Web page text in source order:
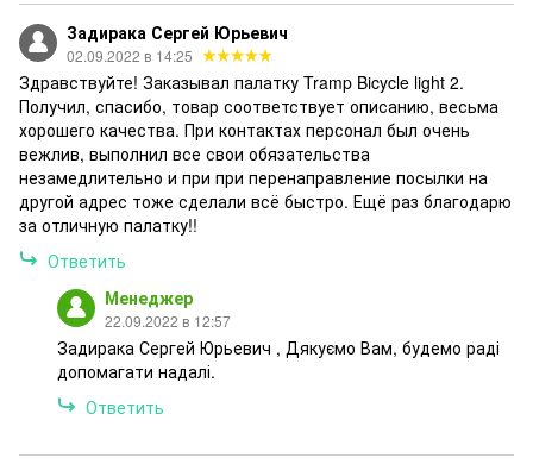
Задирака Сергей Юрьевич
02.09.2022 в 14:25
Здравствуйте! Заказывал палатку Tramp Bicycle light 2.
Получил, спасибо, товар соответствует описанию, весьма
хорошего качества. При контактах персонал был очень
вежлив, выполнил все свои обязательства
незамедлительно и при при перенаправление посылки на
другой адрес тоже сделали всё быстро. Ещё раз благодарю
за отличную палатку!!
Ответить
Менеджер
22.09.2022 в 12:57
Задирака Сергей Юрьевич , Дякуємо Вам, будемо раді
допомагати надалі.
Ответить